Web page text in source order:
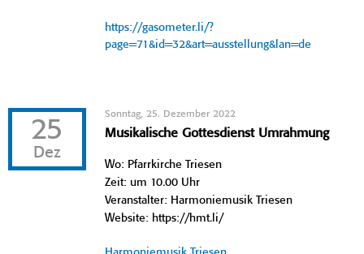
https://gasometer.li/?
page=71&id=32&art=ausstellung&lan=de
25
Dez
Sonntag, 25. Dezember 2022
Musikalische Gottesdienst Umrahmung
Wo: Pfarrkirche Triesen
Zeit: um 10.00 Uhr
Veranstalter: Harmoniemusik Triesen
Website: https://hmt.li/